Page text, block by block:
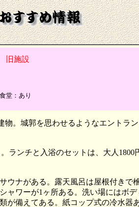
旧施設
堂：あり
。城郭を思わせるようなエントラ
ランチと入浴のセットは、大人1800
ナがある。露天風呂は屋根付きで
ャワーが1ヶ所ある。洗い場にはボ
が備えてある。紙コップ式の冷水器